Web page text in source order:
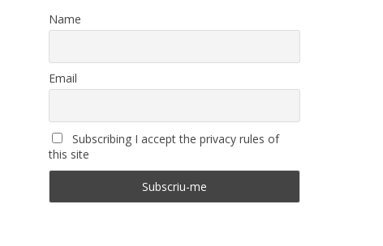
Name
Email
Subscribing I accept the privacy rules of
this site